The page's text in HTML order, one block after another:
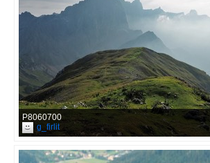
P8060700
g_firlit